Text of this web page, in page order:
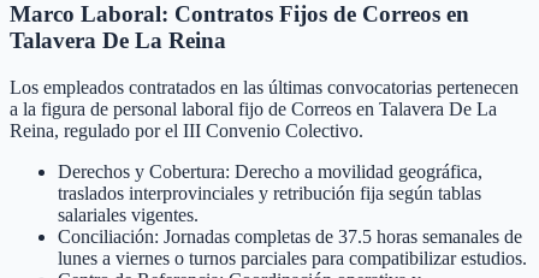
Marco Laboral: Contratos Fijos de Correos en
Talavera De La Reina
Los empleados contratados en las últimas convocatorias pertenecen
a la figura de personal laboral fijo de Correos en Talavera De La
Reina, regulado por el III Convenio Colectivo.
Derechos y Cobertura: Derecho a movilidad geográfica,
traslados interprovinciales y retribución fija según tablas
salariales vigentes.
Conciliación: Jornadas completas de 37.5 horas semanales de
lunes a viernes o turnos parciales para compatibilizar estudios.